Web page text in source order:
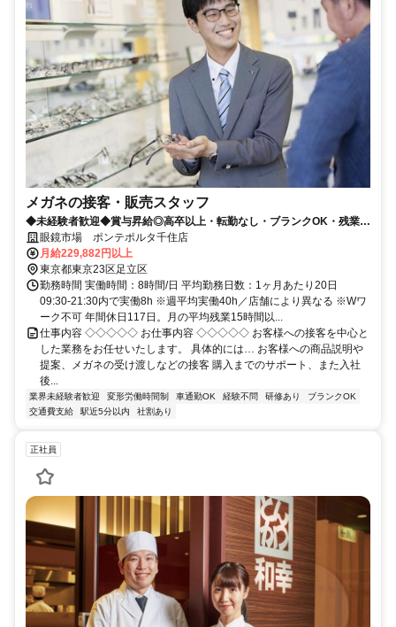
メガネの接客・販売スタッフ
◆未経験者歓迎◆賞与昇給◎高卒以上・転勤なし・ブランクOK・残業少
なめ・業界No1！
眼鏡市場 ポンテポルタ千住店
月給229,882円以上
東京都東京23区足立区
勤務時間 実働時間：8時間/日 平均勤務日数：1ヶ月あたり20日
09:30-21:30内で実働8h ※週平均実働40h／店舗により異なる ※Wワ
ーク不可 年間休日117日。月の平均残業15時間以...
仕事内容 ◇◇◇◇◇ お仕事内容 ◇◇◇◇◇ お客様への接客を中心と
した業務をお任せいたします。 具体的には… お客様への商品説明や
提案、メガネの受け渡しなどの接客 購入までのサポート、また入社
後...
業界未経験者歓迎 変形労働時間制 車通勤OK 経験不問 研修あり
ブランクOK
交通費支給
駅近5分以内 社割あり
正社員